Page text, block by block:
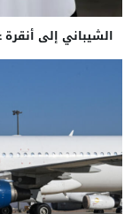
الشيباني إلى